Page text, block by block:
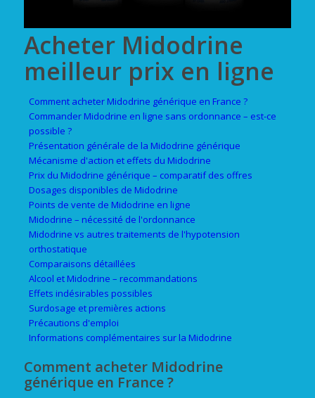
Acheter Midodrine
meilleur prix en ligne
Comment acheter Midodrine générique en France ?
Commander Midodrine en ligne sans ordonnance – est-ce
possible ?
Présentation générale de la Midodrine générique
Mécanisme d'action et effets du Midodrine
Prix du Midodrine générique – comparatif des offres
Dosages disponibles de Midodrine
Points de vente de Midodrine en ligne
Midodrine – nécessité de l'ordonnance
Midodrine vs autres traitements de l'hypotension
orthostatique
Comparaisons détaillées
Alcool et Midodrine – recommandations
Effets indésirables possibles
Surdosage et premières actions
Précautions d'emploi
Informations complémentaires sur la Midodrine
Comment acheter Midodrine
générique en France ?